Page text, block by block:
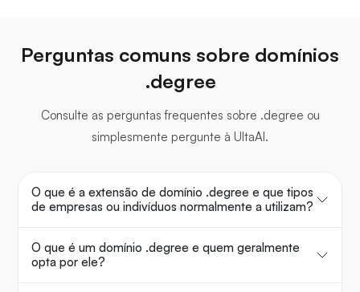
Perguntas comuns sobre domínios
.degree
Consulte as perguntas frequentes sobre .degree ou
simplesmente pergunte à UltaAI.
O que é a extensão de domínio .degree e que tipos
de empresas ou indivíduos normalmente a utilizam?
O que é um domínio .degree e quem geralmente
opta por ele?